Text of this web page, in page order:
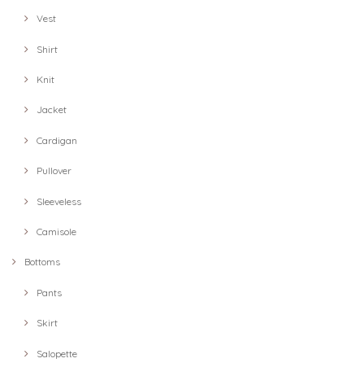
Vest
Shirt
Knit
Jacket
Cardigan
Pullover
Sleeveless
Camisole
Bottoms
Pants
Skirt
Salopette